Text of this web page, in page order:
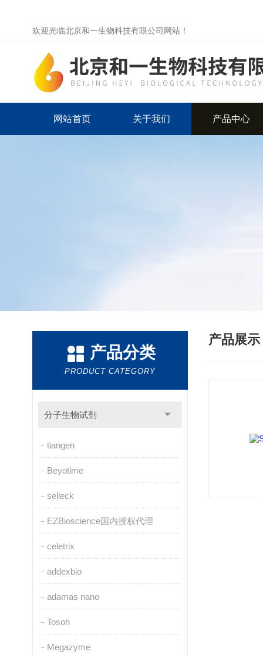
欢迎光临北京和一生物科技有限公司网站！
网站首页 关于我们 产品中心
产品分类
PRODUCT CATEGORY
分子生物试剂
tiangen
Beyotime
selleck
EZBioscience国内授权代理
celetrix
addexbio
adamas nano
Tosoh
Megazyme
产品展示